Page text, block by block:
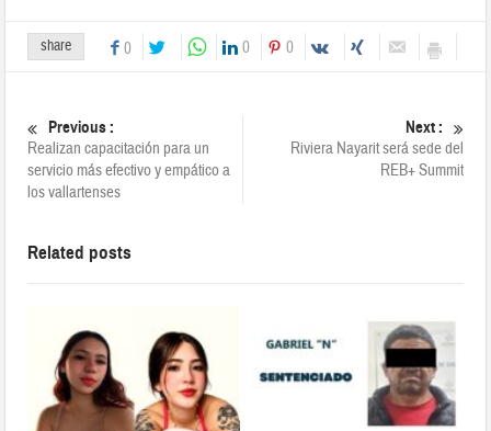
share 0 0 0
Previous :
Realizan capacitación para un
servicio más efectivo y empático a
los vallartenses
Next :
Riviera Nayarit será sede del
REB+ Summit
Related posts